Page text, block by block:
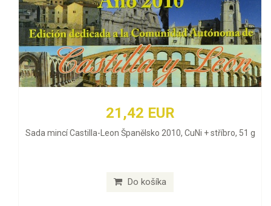
21,42 EUR
Sada mincí Castilla-Leon Španělsko 2010, CuNi + stříbro, 51 g
Do košíka